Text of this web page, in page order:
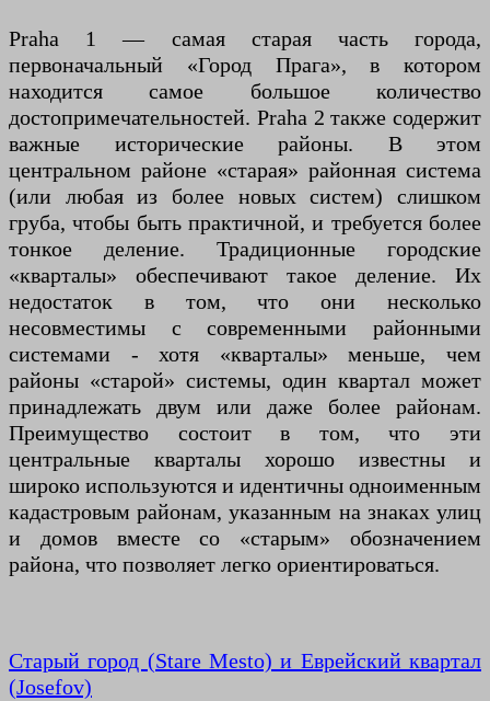
Praha 1 — самая старая часть города,
первоначальный «Город Прага», в котором
находится самое большое количество
достопримечательностей. Praha 2 также содержит
важные исторические районы. В этом
центральном районе «старая» районная система
(или любая из более новых систем) слишком
груба, чтобы быть практичной, и требуется более
тонкое деление. Традиционные городские
«кварталы» обеспечивают такое деление. Их
недостаток в том, что они несколько
несовместимы с современными районными
системами - хотя «кварталы» меньше, чем
районы «старой» системы, один квартал может
принадлежать двум или даже более районам.
Преимущество состоит в том, что эти
центральные кварталы хорошо известны и
широко используются и идентичны одноименным
кадастровым районам, указанным на знаках улиц
и домов вместе со «старым» обозначением
района, что позволяет легко ориентироваться.
Старый город (Stare Mesto) и Еврейский квартал
(Josefov)